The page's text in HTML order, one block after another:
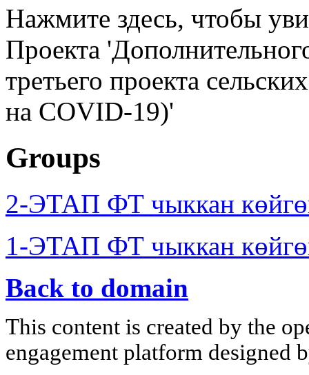
Нажмите здесь, чтобы
Проекта
третьего проекта
на COVID-19)'
Groups
2-ЭТАП ФТ чыккан
1-ЭТАП ФТ чыккан
Back to domain
This content is created by the
engagement platform designed